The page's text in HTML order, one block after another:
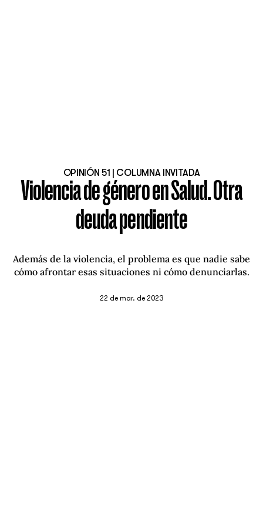
OPINIÓN 51 | COLUMNA INVITADA
Violencia de género en Salud. Otra
deuda pendiente
Además de la violencia, el problema es que nadie sabe
cómo afrontar esas situaciones ni cómo denunciarlas.
22 de mar. de 2023